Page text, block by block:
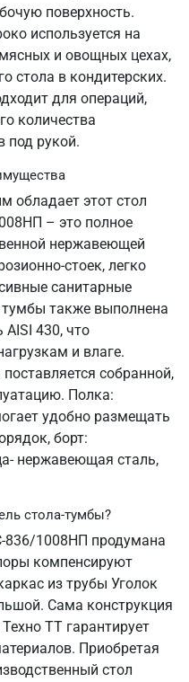
поверхность.
используется на
и овощных цехах,
стола в кондитерских.
для операций,
количества
под рукой.
обладает этот стол
– это полное
нержавеющей
стоек, легко
санитарные
также выполнена
430, что
и влаге.
собранной,
Полка:
удобно размещать
борт:
нержавеющая сталь,
стола-тумбы?
836/1008НП продумана
компенсируют
из трубы Уголок
Сама конструкция
ТТ гарантирует
Приобретая
стол